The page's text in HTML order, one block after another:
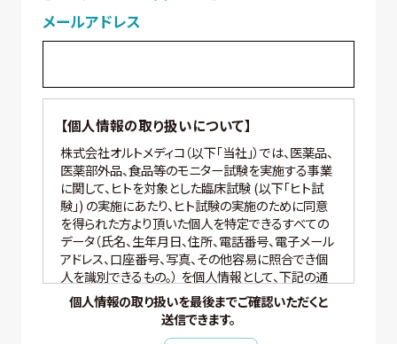
メールアドレス
【個人情報の取り扱いについて】
株式会社オルトメディコ（以下「当社」）では、医薬品、
医薬部外品、食品等のモニター試験を実施する事業
に関して、ヒトを対象とした臨床試験 (以下「ヒト試
験」) の実施にあたり、ヒト試験の実施のために同意
を得られた方より頂いた個人を特定できるすべての
データ（氏名、生年月日、住所、電話番号、電子メール
アドレス、口座番号、写真、その他容易に照合でき個
人を識別できるもの。） を個人情報として、下記の通
り適切に取り扱いいたします。
【個人情報の管理】
個人情報の取り扱いを最後までご確認いただくと
送信できます。